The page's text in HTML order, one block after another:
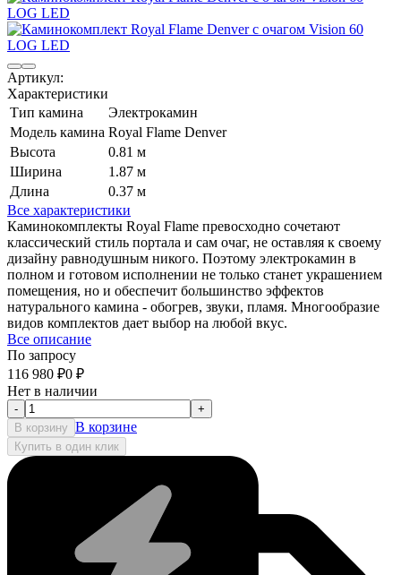
Артикул:
Характеристики
Тип камина
Электрокамин
Модель камина Royal Flame Denver
Высота
0.81 м
Ширина
1.87 м
Длина
0.37 м
Все характеристики
Каминокомплекты Royal Flame превосходно сочетают
классический стиль портала и сам очаг, не оставляя к своему
дизайну равнодушным никого. Поэтому электрокамин в
полном и готовом исполнении не только станет украшением
помещения, но и обеспечит большинство эффектов
натурального камина - обогрев, звуки, пламя. Многообразие
видов комплектов дает выбор на любой вкус.
Все описание
По запросу
116 980 ₽0 ₽
Нет в наличии
-
+
В корзину В корзине
Купить в один клик